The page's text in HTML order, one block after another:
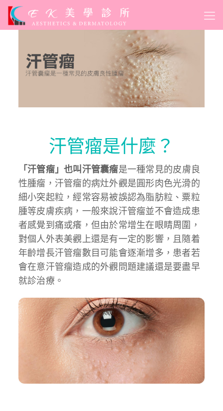
汗管瘤是什麼？
「汗管瘤」也叫汗管囊瘤是一種常見的皮膚良
性腫瘤，汗管瘤的病灶外觀是圓形肉色光滑的
細小突起粒，經常容易被誤認為脂肪粒、粟粒
腫等皮膚疾病，一般來說汗管瘤並不會造成患
者感覺到痛或癢，但由於常增生在眼睛周圍，
對個人外表美觀上還是有一定的影響，且隨着
年齡增長汗管瘤數目可能會逐漸增多，患者若
會在意汗管瘤造成的外觀問題建議還是要盡早
就診治療。